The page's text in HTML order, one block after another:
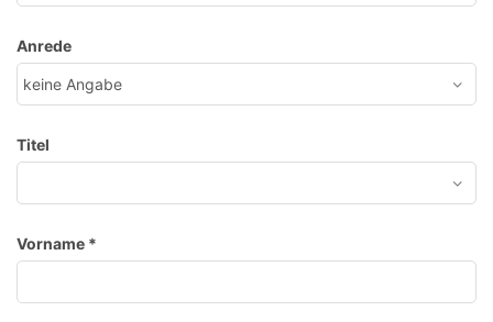
Anrede
Titel
Vorname *